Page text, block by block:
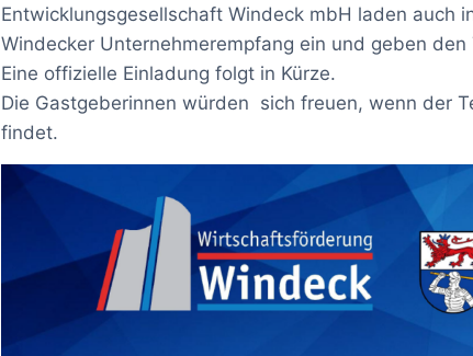
Entwicklungsgesellschaft Windeck mbH laden auch
Windecker Unternehmerempfang ein und geben
Eine offizielle Einladung folgt in Kürze.
Die Gastgeberinnen würden sich freuen, wenn der
findet.